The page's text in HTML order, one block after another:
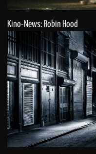
Kino-News: Robin Hood